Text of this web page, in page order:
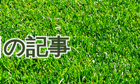
記事